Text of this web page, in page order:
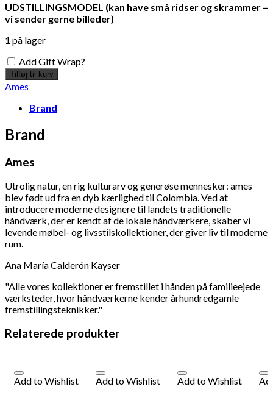
UDSTILLINGSMODEL (kan have små ridser og skrammer –
vi sender gerne billeder)
1 på lager
Add Gift Wrap?
Tilføj til kurv
Ames
Brand
Brand
Ames
Utrolig natur, en rig kulturarv og generøse mennesker: ames
blev født ud fra en dyb kærlighed til Colombia. Ved at
introducere moderne designere til landets traditionelle
håndværk, der er kendt af de lokale håndværkere, skaber vi
levende møbel- og livsstilskollektioner, der giver liv til moderne
rum.
Ana María Calderón Kayser
"Alle vores kollektioner er fremstillet i hånden på familieejede
værksteder, hvor håndværkerne kender århundredgamle
fremstillingsteknikker."
Relaterede produkter
Add to Wishlist
Add to Wishlist
Add to Wishlist